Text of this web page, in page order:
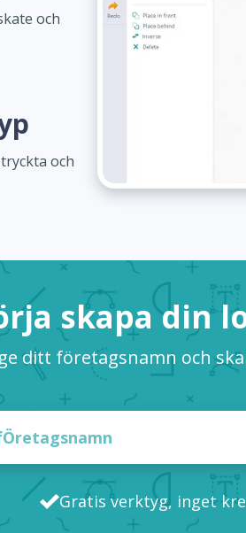
och
och
skapa din
ditt företagsnamn och
Gratis verktyg, inget